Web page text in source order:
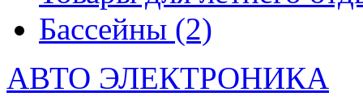
Бассейны (2)
АВТО ЭЛЕКТРОНИКА